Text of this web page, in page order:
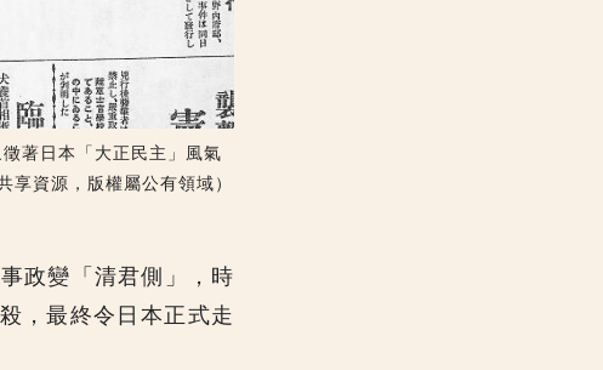
著日本「大正民主」風氣
資源，版權屬公有領域）
政變「清君側」，時
，最終令日本正式走